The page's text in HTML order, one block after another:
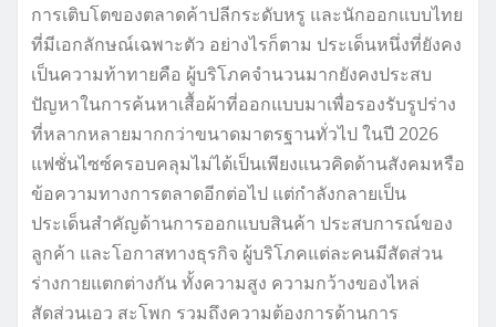
การเติบโตของตลาดค้าปลีกระดับหรู และนักออกแบบไทย
ที่มีเอกลักษณ์เฉพาะตัว อย่างไรก็ตาม ประเด็นหนึ่งที่ยังคง
เป็นความท้าทายคือ ผู้บริโภคจำนวนมากยังคงประสบ
ปัญหาในการค้นหาเสื้อผ้าที่ออกแบบมาเพื่อรองรับรูปร่าง
ที่หลากหลายมากกว่าขนาดมาตรฐานทั่วไป ในปี 2026
แฟชั่นไซซ์ครอบคลุมไม่ได้เป็นเพียงแนวคิดด้านสังคมหรือ
ข้อความทางการตลาดอีกต่อไป แต่กำลังกลายเป็น
ประเด็นสำคัญด้านการออกแบบสินค้า ประสบการณ์ของ
ลูกค้า และโอกาสทางธุรกิจ ผู้บริโภคแต่ละคนมีสัดส่วน
ร่างกายแตกต่างกัน ทั้งความสูง ความกว้างของไหล่
สัดส่วนเอว สะโพก รวมถึงความต้องการด้านการ